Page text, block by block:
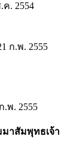
. 2554
ก.พ. 2555
พ. 2555
าสัมพุทธเจ้า